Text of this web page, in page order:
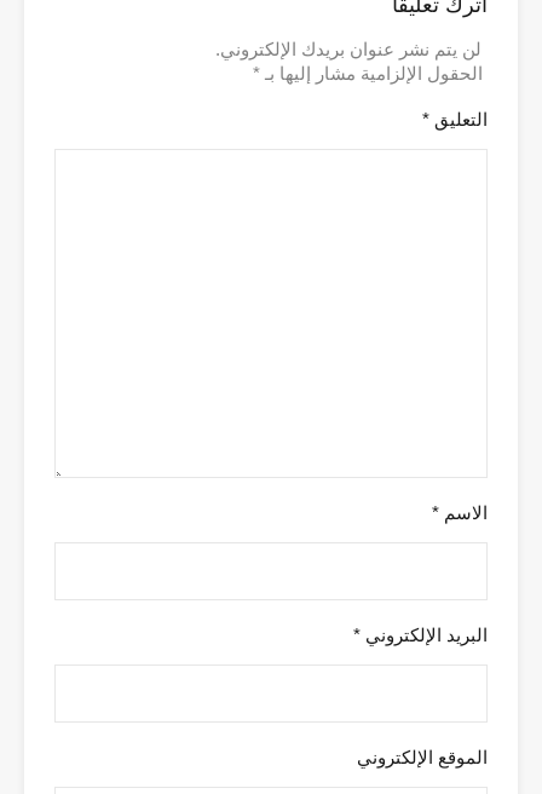
اترك تعليقاً
لن يتم نشر عنوان بريدك الإلكتروني.
الحقول الإلزامية مشار إليها بـ *
التعليق *
الاسم *
البريد الإلكتروني *
الموقع الإلكتروني